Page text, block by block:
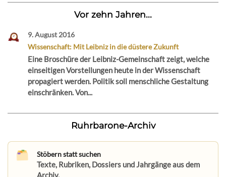
Vor zehn Jahren...
9. August 2016
Wissenschaft: Mit Leibniz in die düstere Zukunft
Eine Broschüre der Leibniz-Gemeinschaft zeigt, welche
einseitigen Vorstellungen heute in der Wissenschaft
propagiert werden. Politik soll menschliche Gestaltung
einschränken. Von...
Ruhrbarone-Archiv
Stöbern statt suchen
Texte, Rubriken, Dossiers und Jahrgänge aus dem